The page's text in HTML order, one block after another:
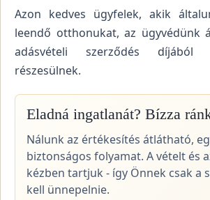
Azon kedves ügyfelek, akik
leendő otthonukat, az ügyvédünk
adásvételi szerződés díjából
részesülnek.
Eladná ingatlanát? Bízza
Nálunk az értékesítés átlátható,
biztonságos folyamat. A vételt és
kézben tartjuk - így Önnek csak a
kell ünnepelnie.